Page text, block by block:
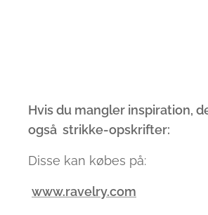
Hvis du mangler inspiration,
også strikke-opskrifter:
Disse kan købes på:
www.ravelry.com